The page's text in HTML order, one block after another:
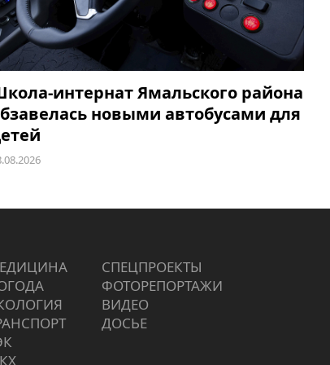
интернат Ямальского района
новыми автобусами для
СПЕЦПРОЕКТЫ
ФОТОРЕПОРТАЖИ
ВИДЕО
ДОСЬЕ